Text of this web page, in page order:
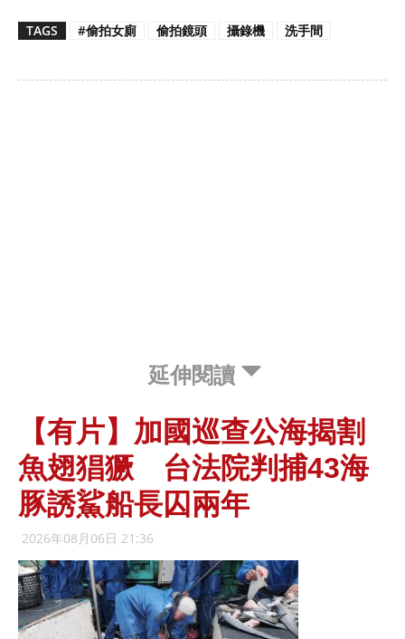
TAGS #偷拍女廁 偷拍鏡頭 攝錄機 洗手間
延伸閱讀
【有片】加國巡查公海揭割
魚翅猖獗 台法院判捕43海
豚誘鯊船長囚兩年
2026年08月06日 21:36